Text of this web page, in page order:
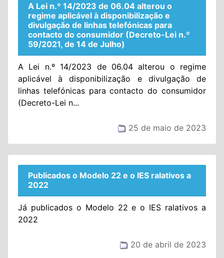
A Lei n.º 14/2023 de 06.04 alterou o
regime aplicável à disponibilização e
divulgação de linhas telefónicas para
contacto do consumidor (Decreto-Lei n.º
59/2021, de 14 de Julho)
A Lei n.º 14/2023 de 06.04 alterou o regime
aplicável à disponibilização e divulgação de
linhas telefónicas para contacto do consumidor
(Decreto-Lei n...
25 de maio de 2023
Publicados o Modelo 22 e o IES ralativos a
2022
Já publicados o Modelo 22 e o IES ralativos a
2022
20 de abril de 2023